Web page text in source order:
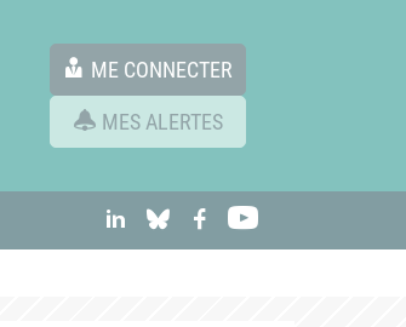
ME CONNECTER
MES ALERTES
linkedInBlueskyFacebook